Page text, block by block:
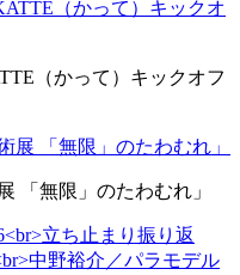
（かって）キックオフ
「無限」のたわむれ」